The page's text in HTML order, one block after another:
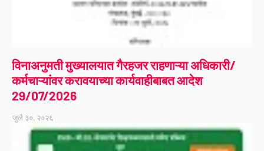
विनाअनुमती मुख्यालयात गैरहजर राहणाऱ्या अधिकारी/
कर्मचाऱ्यांवर करावयाच्या कार्यवाहीबाबत आदेश
29/07/2026
जुलै ३०, २०२६